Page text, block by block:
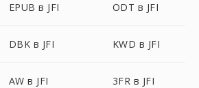
EPUB в JFI ODT в JFI
DBK в JFI KWD в JFI
AW в JFI 3FR в JFI